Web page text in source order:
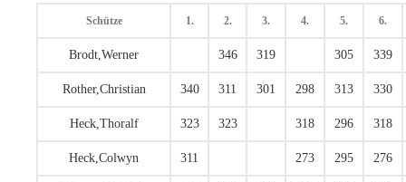
Schütze 1. 2. 3. 4. 5. 6.
Brodt,Werner 346 319 305 339
Rother,Christian 340 311 301 298 313 330
Heck,Thoralf 323 323 318 296 318
Heck,Colwyn 311 273 295 276